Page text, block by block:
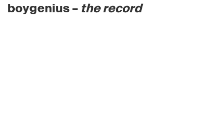
boygenius – the record